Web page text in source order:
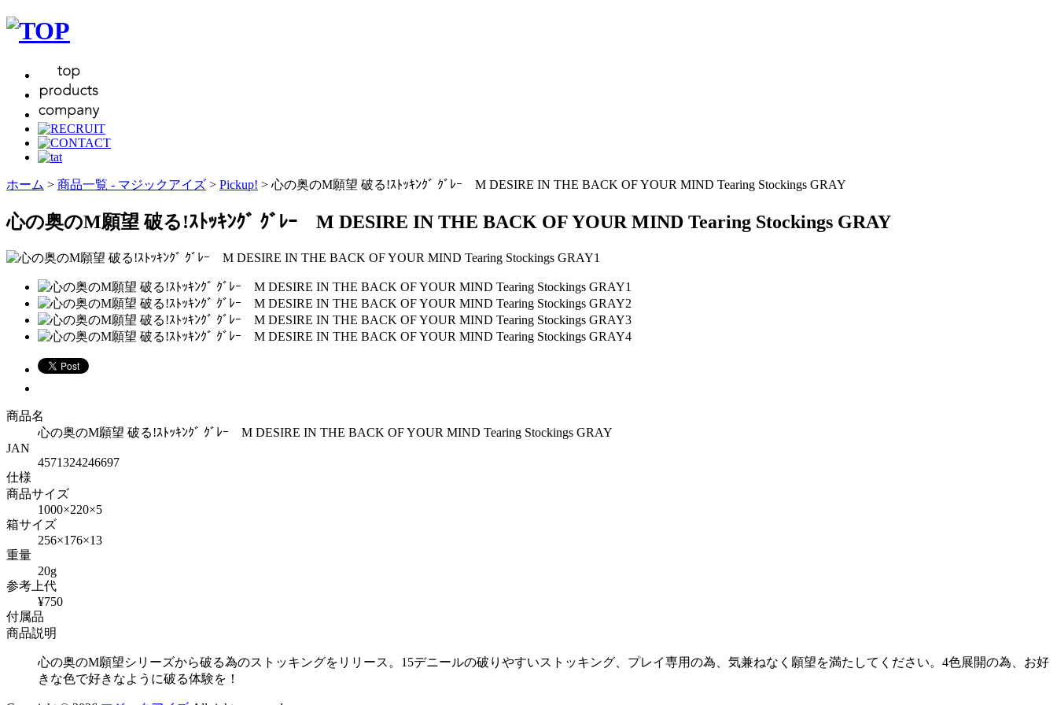
ホーム > 商品一覧 - マジックアイズ > Pickup! > 心の奥のM願望 破る!ｽﾄｯｷﾝｸﾞ ｸﾞﾚｰ M DESIRE IN THE BACK OF YOUR MIND Tearing Stockings GRAY
心の奥のM願望 破る!ｽﾄｯｷﾝｸﾞ ｸﾞﾚｰ M DESIRE IN THE BACK OF YOUR MIND Tearing Stockings GRAY
商品名
心の奥のM願望 破る!ｽﾄｯｷﾝｸﾞ ｸﾞﾚｰ M DESIRE IN THE BACK OF YOUR MIND Tearing Stockings GRAY
JAN
4571324246697
仕様
商品サイズ
1000×220×5
箱サイズ
256×176×13
重量
20g
参考上代
¥750
付属品
商品説明
心の奥のM願望シリーズから破る為のストッキングをリリース。15デニールの破りやすいストッキング、プレイ専用の為、気兼ねなく願望を満たしてください。4色展開の為、お好
きな色で好きなように破る体験を！